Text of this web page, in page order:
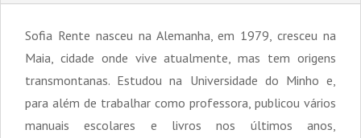
Sofia Rente nasceu na Alemanha, em 1979, cresceu na
Maia, cidade onde vive atualmente, mas tem origens
transmontanas. Estudou na Universidade do Minho e,
para além de trabalhar como professora, publicou vários
manuais escolares e livros nos últimos anos,